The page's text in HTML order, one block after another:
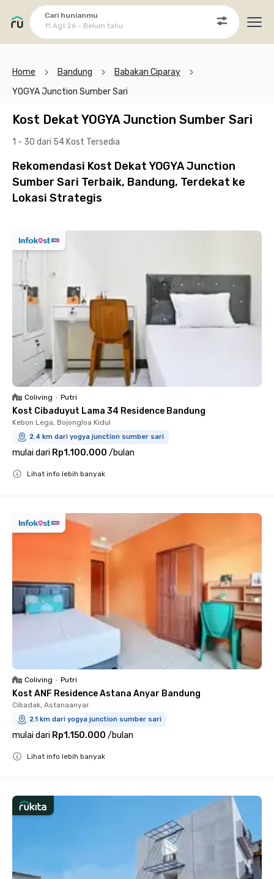
Cari hunianmu
11 Agt 26 - Belum tahu
Home Bandung
Babakan Ciparay
YOGYA Junction Sumber Sari
Kost Dekat YOGYA Junction Sumber Sari
1 - 30 dari 54 Kost Tersedia
Rekomendasi Kost Dekat YOGYA Junction
Sumber Sari Terbaik, Bandung, Terdekat ke
Lokasi Strategis
Coliving • Putri
Kost Cibaduyut Lama 34 Residence Bandung
Kebon Lega, Bojongloa Kidul
2.4 km dari yogya junction sumber sari
mulai dari Rp1.100.000 /bulan
Lihat info lebih banyak
Coliving • Putri
Kost ANF Residence Astana Anyar Bandung
Cibadak, Astanaanyar
2.1 km dari yogya junction sumber sari
mulai dari Rp1.150.000 /bulan
Lihat info lebih banyak